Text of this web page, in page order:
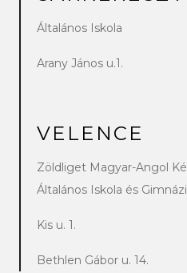
Általános Iskola
Arany János u.1.
VELENCE
Zöldliget Magyar-Angol
Általános Iskola és
Kis u. 1.
Bethlen Gábor u. 14.